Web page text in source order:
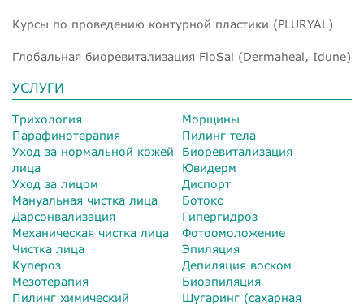
Курсы по проведению контурной пластики (PLURYAL)
Глобальная биоревитализация FloSal (Dermaheal, Idune)
УСЛУГИ
Трихология
Парафинотерапия
Уход за нормальной кожей
лица
Уход за лицом
Мануальная чистка лица
Дарсонвализация
Механическая чистка лица
Чистка лица
Купероз
Мезотерапия
Пилинг химический
Морщины
Пилинг тела
Биоревитализация
Ювидерм
Диспорт
Ботокс
Гипергидроз
Фотоомоложение
Эпиляция
Депиляция воском
Биоэпиляция
Шугаринг (сахарная